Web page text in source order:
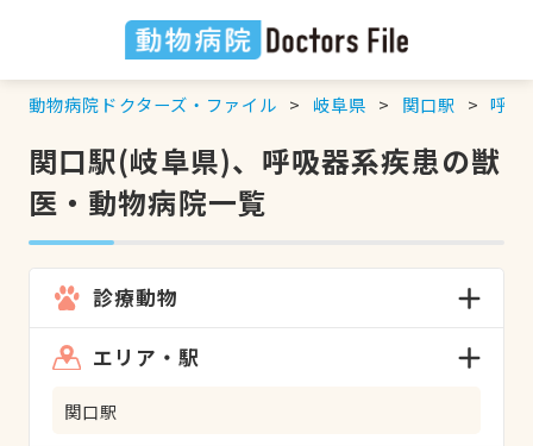
動物病院ドクターズ・ファイル 岐阜県 関口駅 呼吸
関口駅(岐阜県)、呼吸器系疾患の獣
医・動物病院一覧
診療動物
エリア・駅
関口駅